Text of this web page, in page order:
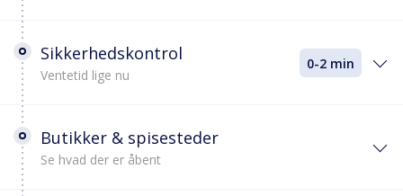
Sikkerhedskontrol
Ventetid lige nu
0-2 min
Butikker & spisesteder
Se hvad der er åbent